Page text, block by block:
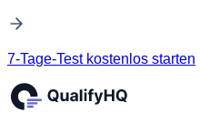
7-Tage-Test kostenlos starten